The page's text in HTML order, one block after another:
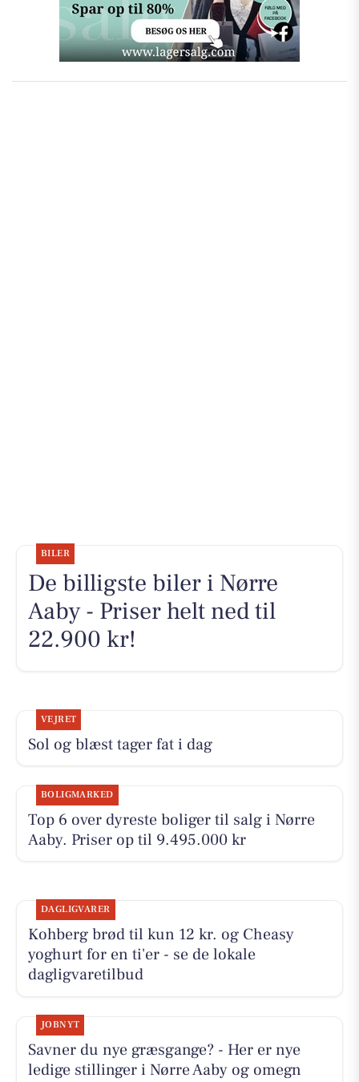
BILER
De billigste biler i Nørre
Aaby - Priser helt ned til
22.900 kr!
VEJRET
Sol og blæst tager fat i dag
BOLIGMARKED
Top 6 over dyreste boliger til salg i Nørre
Aaby. Priser op til 9.495.000 kr
DAGLIGVARER
Kohberg brød til kun 12 kr. og Cheasy
yoghurt for en ti'er - se de lokale
dagligvaretilbud
JOBNYT
Savner du nye græsgange? - Her er nye
ledige stillinger i Nørre Aaby og omegn